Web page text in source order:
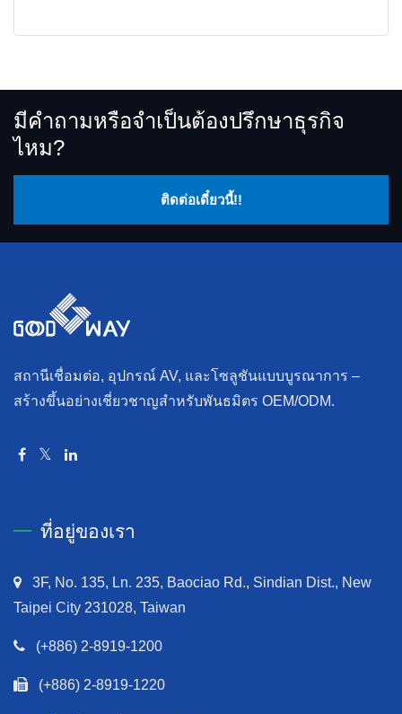
มีคำถามหรือจำเป็นต้องปรึกษาธุรกิจ
ไหม?
ติดต่อเดี๋ยวนี้!!
สถานีเชื่อมต่อ, อุปกรณ์ AV, และโซลูชันแบบบูรณาการ –
สร้างขึ้นอย่างเชี่ยวชาญสำหรับพันธมิตร OEM/ODM.
ที่อยู่ของเรา
3F, No. 135, Ln. 235, Baociao Rd., Sindian Dist., New
Taipei City 231028, Taiwan
(+886) 2-8919-1200
(+886) 2-8919-1220